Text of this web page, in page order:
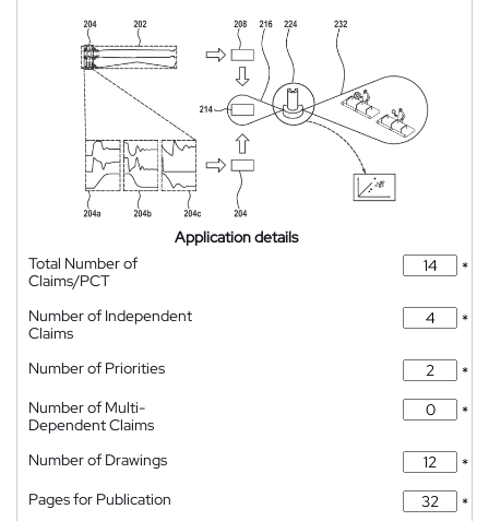
Application details
Total Number of
Claims/PCT
*
Number of Independent
Claims
*
Number of Priorities
*
Number of Multi-
Dependent Claims
*
Number of Drawings
*
Pages for Publication
*